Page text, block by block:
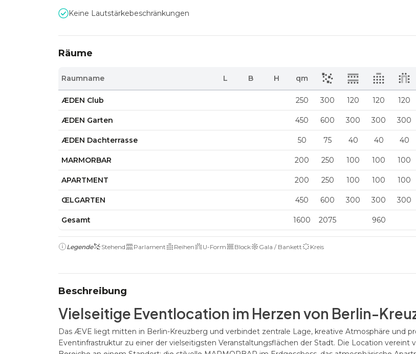
Keine Lautstärkebeschränkungen
Räume
Raumname L B H qm
ÆDEN Club 250 300 120 120 120
ÆDEN Garten 450 600 300 300 300
ÆDEN Dachterrasse 50 75 40 40 40
MARMORBAR 200 250 100 100 100
APARTMENT 200 250 100 100 100
ŒLGARTEN 450 600 300 300 300
Gesamt 1600 2075 960
Legende Stehend Parlament Reihen U-Form Block Gala / Bankett Kreis
Beschreibung
Vielseitige Eventlocation im Herzen von Berlin-
Das ÆVE liegt mitten in Berlin-Kreuzberg und verbindet zentrale Lage, kreative Atmosphäre und
Eventinfrastruktur zu einer der vielseitigsten Veranstaltungsflächen der Stadt. Die Location vereint